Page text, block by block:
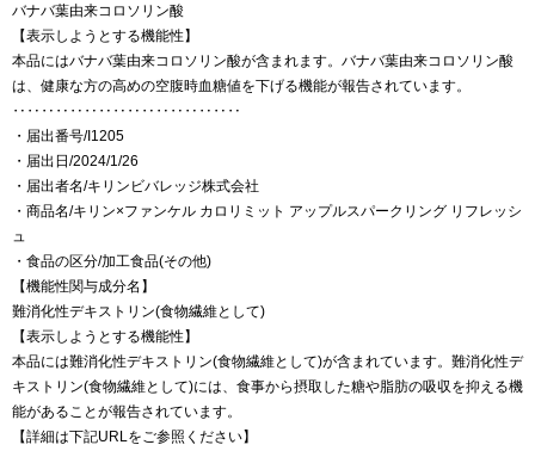
バナバ葉由来コロソリン酸
【表示しようとする機能性】
本品にはバナバ葉由来コロソリン酸が含まれます。バナバ葉由来コロソリン酸
は、健康な方の高めの空腹時血糖値を下げる機能が報告されています。
‥‥‥‥‥‥‥‥‥‥‥‥‥‥‥‥
・届出番号/I1205
・届出日/2024/1/26
・届出者名/キリンビバレッジ株式会社
・商品名/キリン×ファンケル カロリミット アップルスパークリング リフレッシ
ュ
・食品の区分/加工食品(その他)
【機能性関与成分名】
難消化性デキストリン(食物繊維として)
【表示しようとする機能性】
本品には難消化性デキストリン(食物繊維として)が含まれています。難消化性デ
キストリン(食物繊維として)には、食事から摂取した糖や脂肪の吸収を抑える機
能があることが報告されています。
【詳細は下記URLをご参照ください】